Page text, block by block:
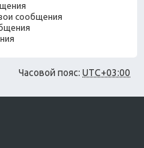
сообщения
Часовой пояс: UTC+03:00